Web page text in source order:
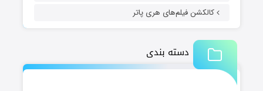
کالکشن فیلم‌های هری پاتر
دسته بندی